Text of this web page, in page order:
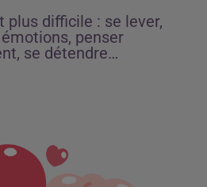
plus difficile : se lever,
penser
se détendre…